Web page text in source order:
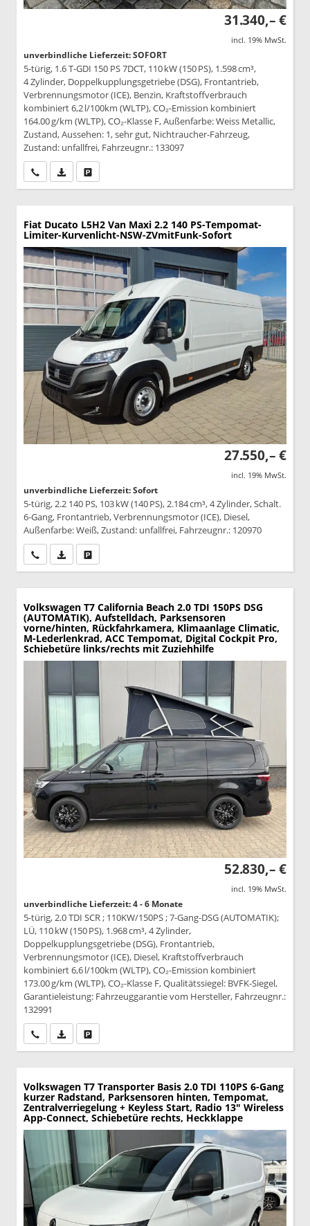
31.340,– €
incl. 19% MwSt.
unverbindliche Lieferzeit: SOFORT
5-türig, 1.6 T-GDI 150 PS 7DCT, 110 kW (150 PS), 1.598 cm³,
4 Zylinder, Doppelkupplungsgetriebe (DSG), Frontantrieb,
Verbrennungsmotor (ICE), Benzin, Kraftstoffverbrauch
kombiniert 6,2 l/100km (WLTP), CO₂-Emission kombiniert
164.00 g/km (WLTP), CO₂-Klasse F, Außenfarbe: Weiss Metallic,
Zustand, Aussehen: 1, sehr gut, Nichtraucher-Fahrzeug,
Zustand: unfallfrei, Fahrzeugnr.: 133097
Wir rufen Sie anPDF-Datei, Fahrzeugexposé drucken
Fiat Ducato L5H2 Van Maxi 2.2 140 PS-Tempomat-
Limiter-Kurvenlicht-NSW-ZVmitFunk-Sofort
27.550,– €
incl. 19% MwSt.
unverbindliche Lieferzeit: Sofort
5-türig, 2.2 140 PS, 103 kW (140 PS), 2.184 cm³, 4 Zylinder, Schalt.
6-Gang, Frontantrieb, Verbrennungsmotor (ICE), Diesel,
Außenfarbe: Weiß, Zustand: unfallfrei, Fahrzeugnr.: 120970
Wir rufen Sie anPDF-Datei, Fahrzeugexposé drucken
Volkswagen T7 California Beach 2.0 TDI 150PS DSG
(AUTOMATIK), Aufstelldach, Parksensoren
vorne/hinten, Rückfahrkamera, Klimaanlage Climatic,
M-Lederlenkrad, ACC Tempomat, Digital Cockpit Pro,
Schiebetüre links/rechts mit Zuziehhilfe
52.830,– €
incl. 19% MwSt.
unverbindliche Lieferzeit: 4 - 6 Monate
5-türig, 2.0 TDI SCR ; 110KW/150PS ; 7-Gang-DSG (AUTOMATIK);
LÜ, 110 kW (150 PS), 1.968 cm³, 4 Zylinder,
Doppelkupplungsgetriebe (DSG), Frontantrieb,
Verbrennungsmotor (ICE), Diesel, Kraftstoffverbrauch
kombiniert 6,6 l/100km (WLTP), CO₂-Emission kombiniert
173.00 g/km (WLTP), CO₂-Klasse F, Qualitätssiegel: BVFK-Siegel,
Garantieleistung: Fahrzeuggarantie vom Hersteller, Fahrzeugnr.:
132991
Wir rufen Sie anPDF-Datei, Fahrzeugexposé drucken
Volkswagen T7 Transporter Basis 2.0 TDI 110PS 6-Gang
kurzer Radstand, Parksensoren hinten, Tempomat,
Zentralverriegelung + Keyless Start, Radio 13" Wireless
App-Connect, Schiebetüre rechts, Heckklappe